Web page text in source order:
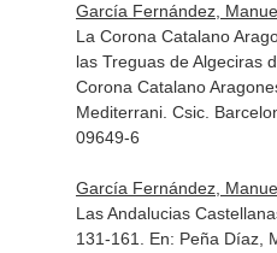
García Fernández,
La Corona Catalano
las Treguas de Algeciras
Corona Catalano
Mediterrani. Csic.
09649-6
García Fernández,
Las Andalucias
131-161. En: Peña Díaz,